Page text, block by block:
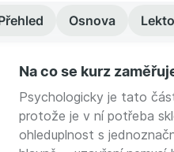
Osnova
Na co se kurz
Psychologicky je tato
protože je v ní potřeba
ohleduplnost s